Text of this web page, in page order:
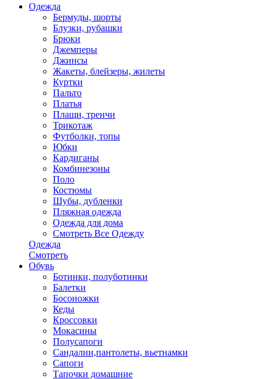
Одежда
Бермуды, шорты
Блузки, рубашки
Брюки
Джемперы
Джинсы
Жакеты, блейзеры, жилеты
Куртки
Пальто
Платья
Плащи, тренчи
Трикотаж
Футболки, топы
Юбки
Кардиганы
Комбинезоны
Поло
Костюмы
Шубы, дубленки
Пляжная одежда
Одежда для дома
Смотреть Все Одежду
Одежда
Смотреть
Обувь
Ботинки, полуботинки
Балетки
Босоножки
Кеды
Кроссовки
Мокасины
Полусапоги
Сандалии,пантолеты, вьетнамки
Сапоги
Тапочки домашние